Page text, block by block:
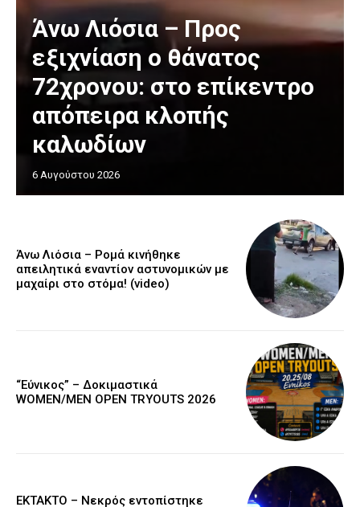
Άνω Λιόσια – Προς
εξιχνίαση ο θάνατος
72χρονου: στο επίκεντρο
απόπειρα κλοπής
καλωδίων
6 Αυγούστου 2026
Άνω Λιόσια – Ρομά κινήθηκε
απειλητικά εναντίον αστυνομικών με
μαχαίρι στο στόμα! (video)
“Εύνικος” – Δοκιμαστικά
WOMEN/MEN OPEN TRYOUTS 2026
EKTAKTO – Νεκρός εντοπίστηκε